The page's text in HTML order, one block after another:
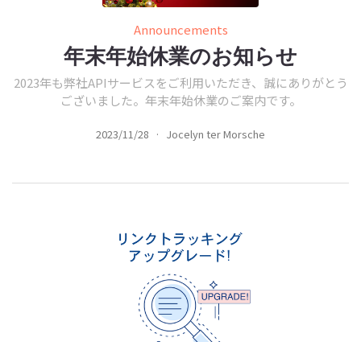
Announcements
年末年始休業のお知らせ
2023年も弊社APIサービスをご利用いただき、誠にありがとう
ございました。年末年始休業のご案内です。
2023/11/28 · Jocelyn ter Morsche